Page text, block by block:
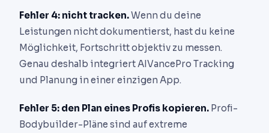
Fehler 4: nicht tracken.Wenn du deine
Leistungen nicht dokumentierst, hast du keine
Möglichkeit, Fortschritt objektiv zu messen.
Genau deshalb integriert AIVancePro Tracking
und Planung in einer einzigen App.
Fehler 5: den Plan eines Profis kopieren. Profi-
Bodybuilder-Pläne sind auf extreme